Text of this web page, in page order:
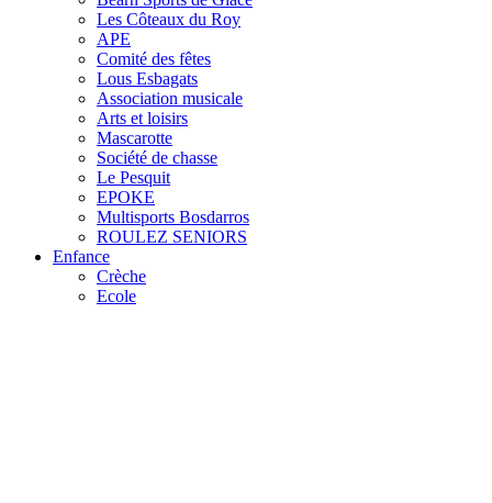
Les Côteaux du Roy
APE
Comité des fêtes
Lous Esbagats
Association musicale
Arts et loisirs
Mascarotte
Société de chasse
Le Pesquit
EPOKE
Multisports Bosdarros
ROULEZ SENIORS
Enfance
Crèche
Ecole